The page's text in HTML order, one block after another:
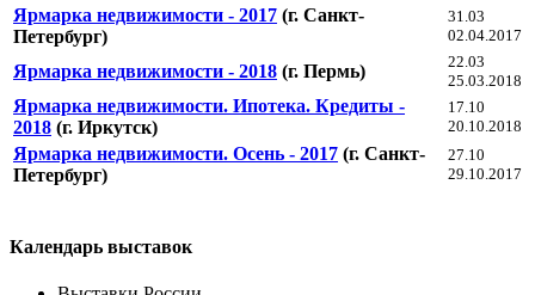
Ярмарка недвижимости - 2017 (г. Санкт-
Петербург)
31.03
02.04.2017
Ярмарка недвижимости - 2018 (г. Пермь)
22.03
25.03.2018
Ярмарка недвижимости. Ипотека. Кредиты -
2018 (г. Иркутск)
17.10
20.10.2018
Ярмарка недвижимости. Осень - 2017 (г. Санкт-
Петербург)
27.10
29.10.2017
Календарь выставок